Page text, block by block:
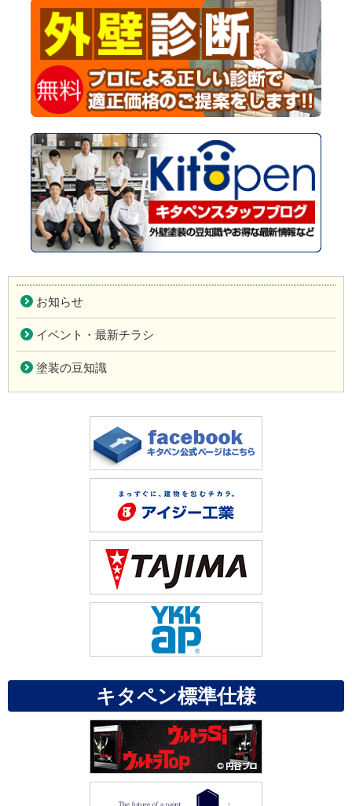
お知らせ
イベント・最新チラシ
塗装の豆知識
キタペン標準仕様